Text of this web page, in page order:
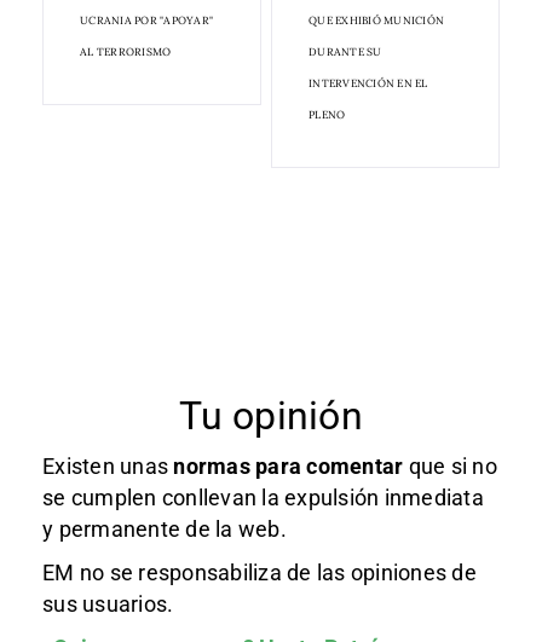
UCRANIA POR "APOYAR"
AL TERRORISMO
QUE EXHIBIÓ MUNICIÓN
DURANTE SU
INTERVENCIÓN EN EL
PLENO
Tu opinión
Existen unas normas para comentar que si no
se cumplen conllevan la expulsión inmediata
y permanente de la web.
EM no se responsabiliza de las opiniones de
sus usuarios.